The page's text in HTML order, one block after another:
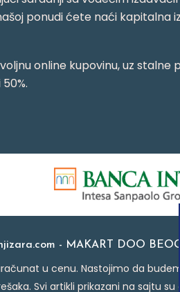
ponudi ćete naći kapitalna
online kupovinu, uz stalne
- MAKART DOO
u cenu. Nastojimo da
Svi artikli prikazani na sajtu